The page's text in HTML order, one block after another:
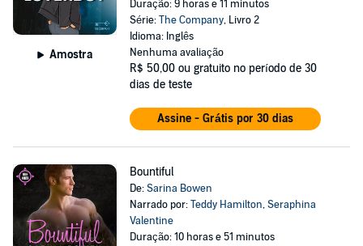
Amostra
Duração: 9 horas e 11 minutos
Série:The Company, Livro 2
Idioma: Inglês
Nenhuma avaliação
R$ 50,00 ou gratuito no período de 30
dias de teste
Assine - Grátis por 30 dias
Bountiful
De:Sarina Bowen
Narrado por:Teddy Hamilton,Seraphina
Valentine
Duração: 10 horas e 51 minutos